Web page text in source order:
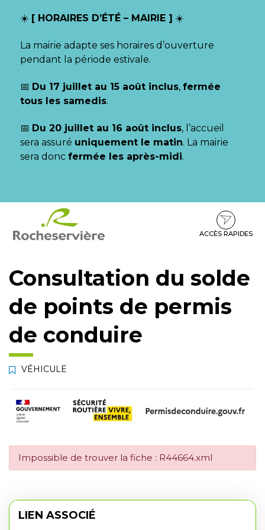
☀️ [ HORAIRES D’ÉTÉ – MAIRIE ] ☀️
La mairie adapte ses horaires d’ouverture
pendant la période estivale.
📅 Du 17 juillet au 15 août inclus, fermée
tous les samedis.
📅 Du 20 juillet au 16 août inclus, l’accueil
sera assuré uniquement le matin. La mairie
sera donc fermée les après-midi.
contenu
pied
ACCÈS RAPIDES
Consultation du solde
de points de permis
de conduire
VÉHICULE
Impossible de trouver la fiche : R44664.xml
LIEN ASSOCIÉ